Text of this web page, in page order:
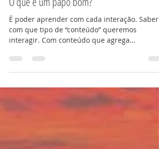
O que é um papo bom?
É poder aprender com cada interação. Saber
interagir. Com conteúdo que agrega
informação e nos faz pessoas melhores, ou
trazer nada de positivo. Esse limite que
colocamos nas nossas interações já pode
mudar toda a nossa realidade e o que
colher melhores frutos. O nosso “tempo” aqui